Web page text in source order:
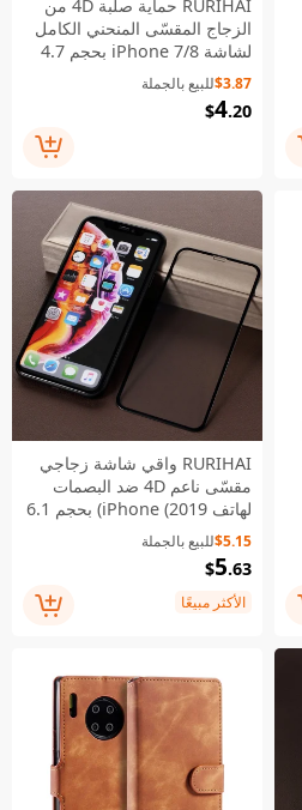
RURIHAI حماية صلبة 4D من
الزجاج المقسّى المنحني الكامل
لشاشة iPhone 7/8 بحجم 4.7
أسود
$3.87للبيع بالجملة
$4.20
RURIHAI واقي شاشة زجاجي
مقسّى ناعم 4D ضد البصمات
لهاتف iPhone (2019) بحجم 6.1
بوصة / XR بحجم 6.1 بوصة
$5.15للبيع بالجملة
$5.63
الأكثر مبيعًا